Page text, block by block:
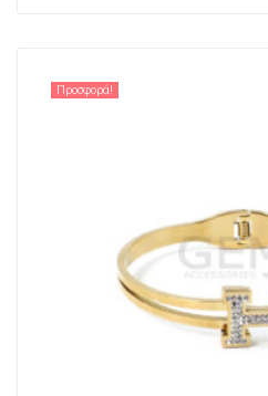
Προσφορά!